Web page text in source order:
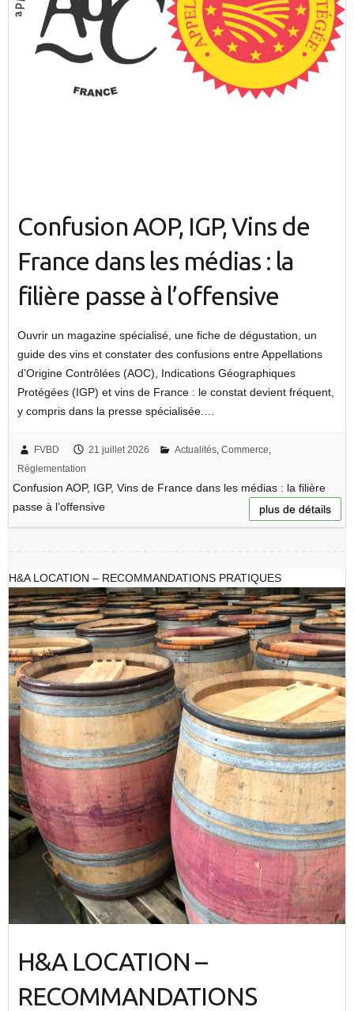
Confusion AOP, IGP, Vins de
France dans les médias : la
filière passe à l’offensive
Ouvrir un magazine spécialisé, une fiche de dégustation, un
guide des vins et constater des confusions entre Appellations
d’Origine Contrôlées (AOC), Indications Géographiques
Protégées (IGP) et vins de France : le constat devient fréquent,
y compris dans la presse spécialisée.…
FVBD 21 juillet 2026 Actualités, Commerce,
Réglementation
Confusion AOP, IGP, Vins de France dans les médias : la filière
passe à l’offensive
plus de détails
H&A LOCATION – RECOMMANDATIONS PRATIQUES
H&A LOCATION –
RECOMMANDATIONS